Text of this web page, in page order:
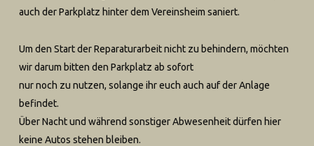
auch der Parkplatz hinter dem Vereinsheim saniert.
Um den Start der Reparaturarbeit nicht zu behindern, möchten
wir darum bitten den Parkplatz ab sofort
nur noch zu nutzen, solange ihr euch auch auf der Anlage
befindet.
Über Nacht und während sonstiger Abwesenheit dürfen hier
keine Autos stehen bleiben.